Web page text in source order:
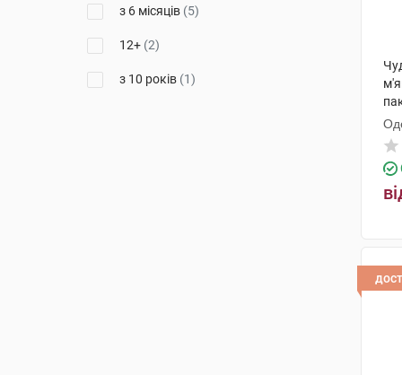
з 6 місяців (5)
12+ (2)
з 10 років (1)